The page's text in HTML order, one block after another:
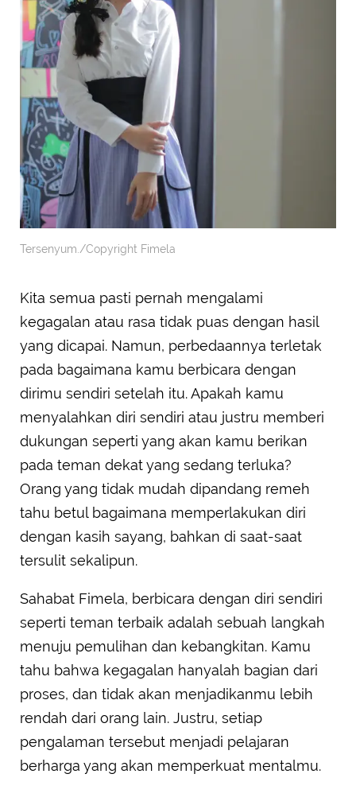
Tersenyum./Copyright Fimela
Kita semua pasti pernah mengalami
kegagalan atau rasa tidak puas dengan hasil
yang dicapai. Namun, perbedaannya terletak
pada bagaimana kamu berbicara dengan
dirimu sendiri setelah itu. Apakah kamu
menyalahkan diri sendiri atau justru memberi
dukungan seperti yang akan kamu berikan
pada teman dekat yang sedang terluka?
Orang yang tidak mudah dipandang remeh
tahu betul bagaimana memperlakukan diri
dengan kasih sayang, bahkan di saat-saat
tersulit sekalipun.
Sahabat Fimela, berbicara dengan diri sendiri
seperti teman terbaik adalah sebuah langkah
menuju pemulihan dan kebangkitan. Kamu
tahu bahwa kegagalan hanyalah bagian dari
proses, dan tidak akan menjadikanmu lebih
rendah dari orang lain. Justru, setiap
pengalaman tersebut menjadi pelajaran
berharga yang akan memperkuat mentalmu.